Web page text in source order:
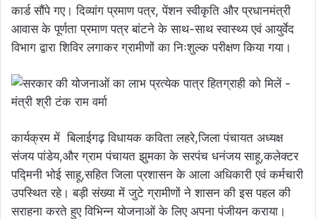
कार्ड सौंपे गए। दिव्यांग प्रमाण पत्र, पेंशन स्वीकृति और प्रधानमंत्री
आवास के पूर्णता प्रमाण पत्र बांटने के साथ-साथ स्वास्थ्य एवं आयुर्वेद
विभाग द्वारा शिविर लगाकर ग्रामीणों का निःशुल्क परीक्षण किया गया।
कार्यक्रम में बिलाईगढ़ विधायक कविता लहरे,जिला पंचायत अध्यक्ष
संजय पांडेय,और ग्राम पंचायत झुमका के सरपंच धनंजय साहू,कलेक्टर
पद्मिनी भोई साहू,सहित जिला प्रशासन के आला अधिकारी एवं कर्मचारी
उपस्थित रहे। बड़ी संख्या में जुटे ग्रामीणों ने शासन की इस पहल की
सराहना करते हुए विभिन्न योजनाओं के लिए अपना पंजीयन कराया।